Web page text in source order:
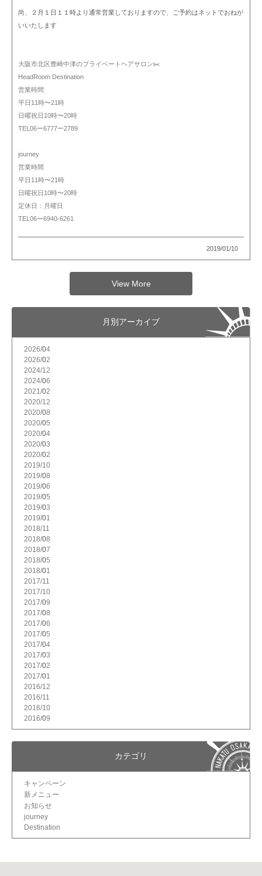
尚、２月１日１１時より通常営業しておりますので、ご予約はネットでおねが
いいたします
大阪市北区豊崎中津のプライベートヘアサロン✂️
HeadRoom Destination
営業時間
平日11時〜21時
日曜祝日10時〜20時
TEL06ー6777ー2789
journey
営業時間
平日11時〜21時
日曜祝日10時〜20時
定休日：月曜日
TEL06ー6940-6261
2019/01/10
View More
月別アーカイブ
2026/ 4
2026/ 2
2024/12
2024/ 6
2021/ 2
2020/12
2020/ 8
2020/ 5
2020/ 4
2020/ 3
2020/ 2
2019/10
2019/ 8
2019/ 6
2019/ 5
2019/ 3
2019/ 1
2018/11
2018/ 8
2018/ 7
2018/ 5
2018/ 1
2017/11
2017/10
2017/ 9
2017/ 8
2017/ 6
2017/ 5
2017/ 4
2017/ 3
2017/ 2
2017/ 1
2016/12
2016/11
2016/10
2016/ 9
カテゴリ
キャンペーン
新メニュー
お知らせ
journey
Destination